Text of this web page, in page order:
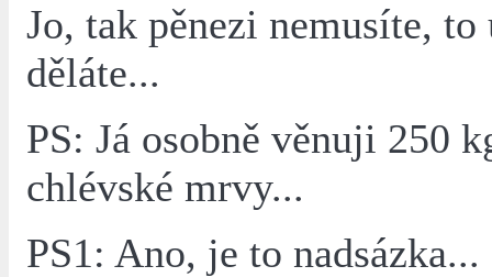
Jo, tak pěnezi nemusíte, to
děláte...
PS: Já osobně věnuji 250
chlévské mrvy...
PS1: Ano, je to nadsázka...